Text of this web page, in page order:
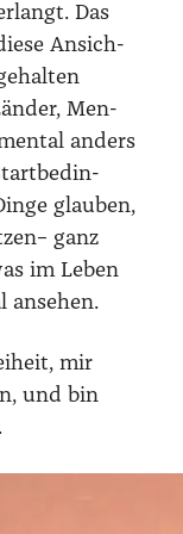
Das
Ansich­
Men­
anders
glau­ben,
ganz
im Leben
anse­hen.
mir
und bin